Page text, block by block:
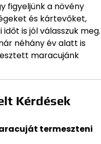
figyeljünk a növény
és kártevőket,
is jól válasszuk meg.
néhány év alatt is
maracujánk
Kérdések
termeszteni